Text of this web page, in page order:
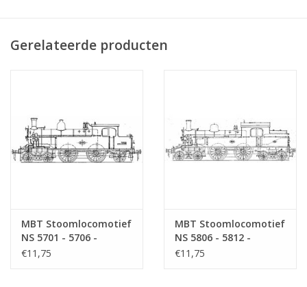
Gerelateerde producten
MBT Stoomlocomotief
NS 5701 - 5706 -
Bouwtekening Schaal 1
€11,75
MBT Stoomlocomotief
NS 5806 - 5812 -
Bouwtekening Schaal 1
€11,75